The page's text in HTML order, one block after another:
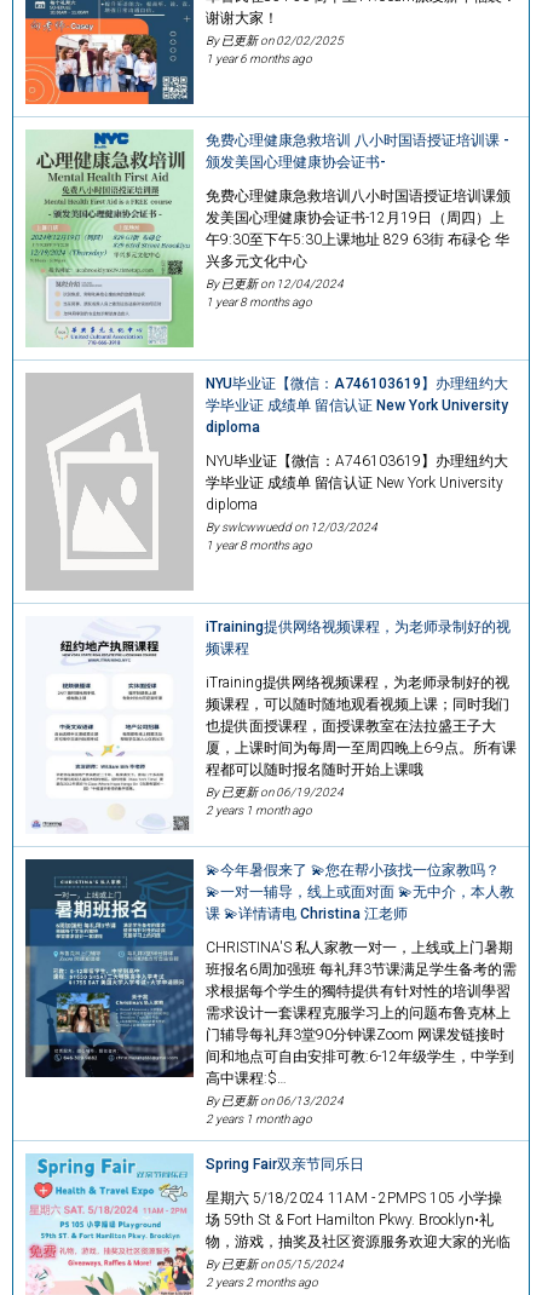
谢谢大家！
By 已更新 on02/02/2025
1 year 6 months ago
免费心理健康急救培训 八小时国语授证培训课 -
颁发美国心理健康协会证书-
免费心理健康急救培训八小时国语授证培训课颁
发美国心理健康协会证书-12月19日（周四）上
午9:30至下午5:30上课地址 829 63街 布碌仑 华
兴多元文化中心
By 已更新 on 12/04/2024
1 year 8 months ago
NYU毕业证【微信：A746103619】办理纽约大
学毕业证 成绩单 留信认证 New York University
diploma
NYU毕业证【微信：A746103619】办理纽约大
学毕业证 成绩单 留信认证 New York University
diploma
By swlcwwuedd on 12/03/2024
1 year 8 months ago
iTraining提供网络视频课程，为老师录制好的视
频课程
iTraining提供网络视频课程，为老师录制好的视
频课程，可以随时随地观看视频上课；同时我们
也提供面授课程，面授课教室在法拉盛王子大
厦，上课时间为每周一至周四晚上6-9点。所有课
程都可以随时报名随时开始上课哦
By 已更新 on06/19/2024
2 years 1 month ago
💫今年暑假来了 💫您在帮小孩找一位家教吗？
💫一对一辅导，线上或面对面 💫无中介，本人教
课 💫详情请电 Christina 江老师
CHRISTINA'S 私人家教一对一，上线或上门暑期
班报名6周加强班 每礼拜3节课满足学生备考的需
求根据每个学生的獨特提供有针对性的培训學習
需求设计一套课程克服学习上的问题布鲁克林上
门辅导每礼拜3堂90分钟课Zoom 网课发链接时
间和地点可自由安排可教:6-12年级学生，中学到
高中课程:$…
By 已更新 on06/13/2024
2 years 1 month ago
Spring Fair双亲节同乐日
星期六 5/18/2024 11AM - 2PMPS 105 小学操
场 59th St & Fort Hamilton Pkwy. Brooklyn•礼
物，游戏，抽奖及社区资源服务欢迎大家的光临
By 已更新 on05/15/2024
2 years 2 months ago